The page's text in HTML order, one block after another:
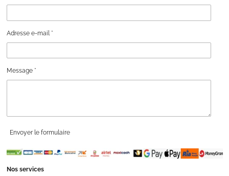
Adresse e-mail *
Message *
Envoyer le formulaire
Nos services